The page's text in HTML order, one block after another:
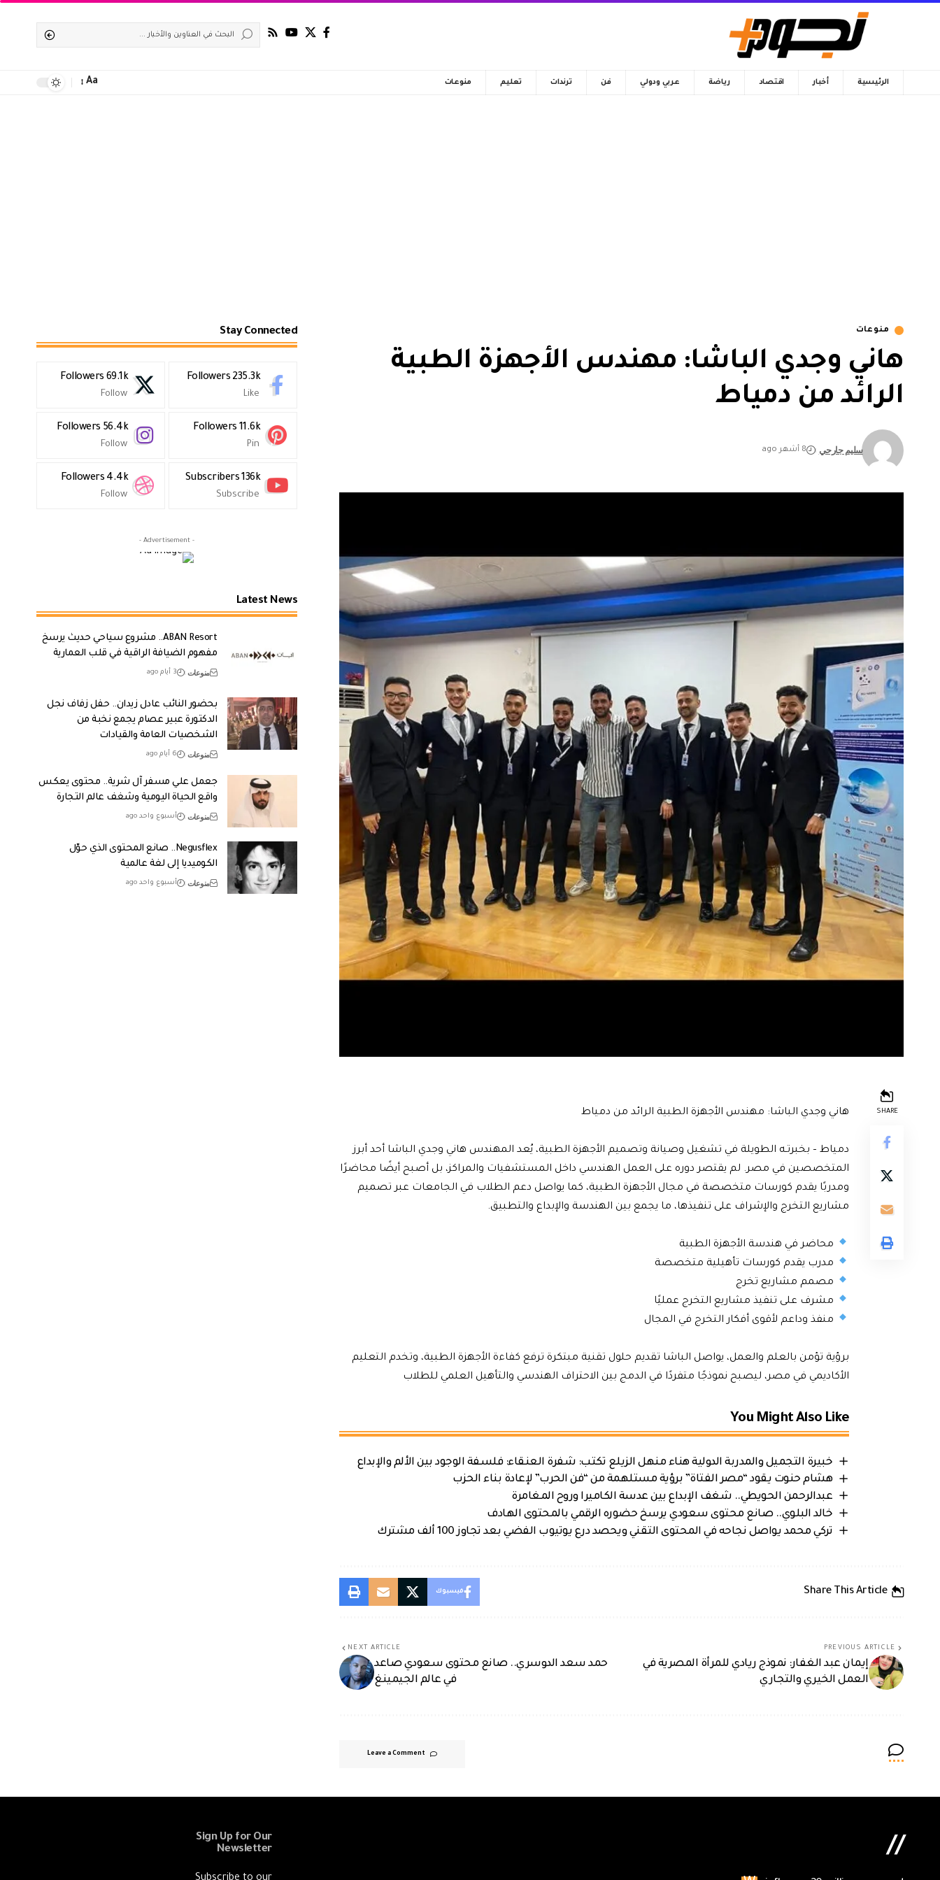
الرئيسية أخبار اقتصاد رياضة عربي ودولي فن ترندات تعليم منوعات Aa
منوعات
هاني وجدي الباشا: مهندس الأجهزة الطبية
الرائد من دمياط
سليم جارحي 8 أشهر ago
SHARE هاني وجدي الباشا: مهندس الأجهزة الطبية الرائد من دمياط
دمياط – بخبرتـه الطويلة في تشغيل وصيانة وتصميم الأجهزة الطبية، يُعد المهندس هاني وجدي الباشا أحد أبرز
المتخصصين في مصر. لم يقتصر دوره على العمل الهندسي داخل المستشفيات والمراكز، بل أصبح أيضًا محاضرًا
ومدربًا يقدم كورسات متخصصة في مجال الأجهزة الطبية، كما يواصل دعم الطلاب في الجامعات عبر تصميم
مشاريع التخرج والإشراف على تنفيذها، ما يجمع بين الهندسة والإبداع والتطبيق.
محاضر في هندسة الأجهزة الطبية
مدرب يقدم كورسات تأهيلية متخصصة
مصمم مشاريع تخرج
مشرف على تنفيذ مشاريع التخرج عمليًا
منفذ وداعم لأقوى أفكار التخرج في المجال
برؤية تؤمن بالعلم والعمل، يواصل الباشا تقديم حلول تقنية مبتكرة ترفع كفاءة الأجهزة الطبية، وتخدم التعليم
الأكاديمي في مصر، ليصبح نموذجًا متفردًا في الدمج بين الاحتراف الهندسي والتأهيل العلمي للطلاب
You Might Also Like
خبيرة التجميل والمدربة الدولية هناء منهل الزيلع تكتب: شفرة العنقاء: فلسفة الوجود بين الألم والإبداع
هشام حنوت يقود “مصر الفتاة” برؤية مستلهمة من “فن الحرب” لإعادة بناء الحزب
عبدالرحمن الحويطي.. شغف الإبداع بين عدسة الكاميرا وروح المغامرة
خالد البلوي.. صانع محتوى سعودي يرسخ حضوره الرقمي بالمحتوى الهادف
تركي محمد يواصل نجاحه في المحتوى التقني ويحصد درع يوتيوب الفضي بعد تجاوز 100 ألف مشترك
Share This Article فيسبوك
PREVIOUS ARTICLE
إيمان عبد الغفار: نموذج ريادي للمرأة المصرية في
العمل الخيري والتجاري
NEXT ARTICLE
حمد سعد الدوسري.. صانع محتوى سعودي صاعد
في عالم الجيمينغ
Leave a Comment
Stay Connected
235.3k
Followers
Like
69.1k
Followers
Follow
11.6k
Followers
Pin
56.4k
Followers
Follow
136k
Subscribers
Subscribe
4.4k
Followers
Follow
- Advertisement -
Latest News
ABAN Resort.. مشروع سياحي حديث يرسخ
مفهوم الضيافة الراقية في قلب العمارية
منوعات 3 أيام ago
بحضور النائب عادل زيدان.. حفل زفاف نجل
الدكتورة عبير عصام يجمع نخبة من
الشخصيات العامة والقيادات
منوعات 6 أيام ago
جعمل علي مسفر آل شرية.. محتوى يعكس
واقع الحياة اليومية وشغف عالم التجارة
منوعات أسبوع واحد ago
Negusflex.. صانع المحتوى الذي حوّل
الكوميديا إلى لغة عالمية
منوعات أسبوع واحد ago
//
Sign Up for Our
Newsletter